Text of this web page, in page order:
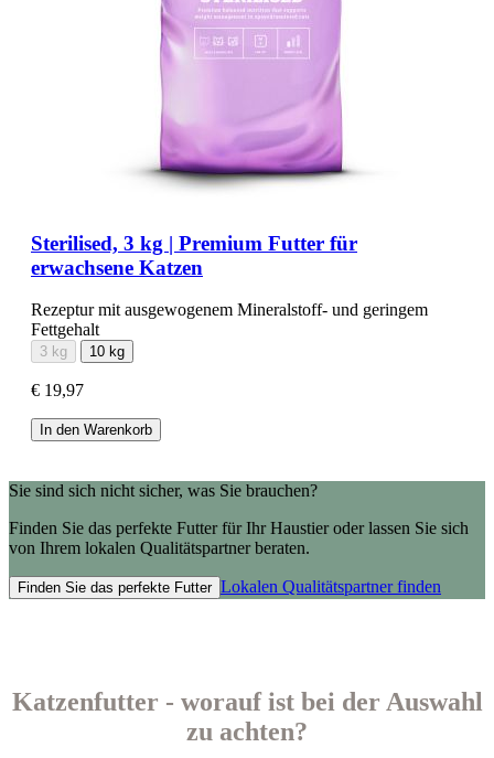
Sterilised, 3 kg | Premium Futter für
erwachsene Katzen
Rezeptur mit ausgewogenem Mineralstoff- und geringem
Fettgehalt
3 kg 10 kg
€ 19,97
In den Warenkorb
Sie sind sich nicht sicher, was Sie brauchen?
Finden Sie das perfekte Futter für Ihr Haustier oder lassen Sie sich
von Ihrem lokalen Qualitätspartner beraten.
Finden Sie das perfekte Futter Lokalen Qualitätspartner finden
Katzenfutter - worauf ist bei der Auswahl
zu achten?